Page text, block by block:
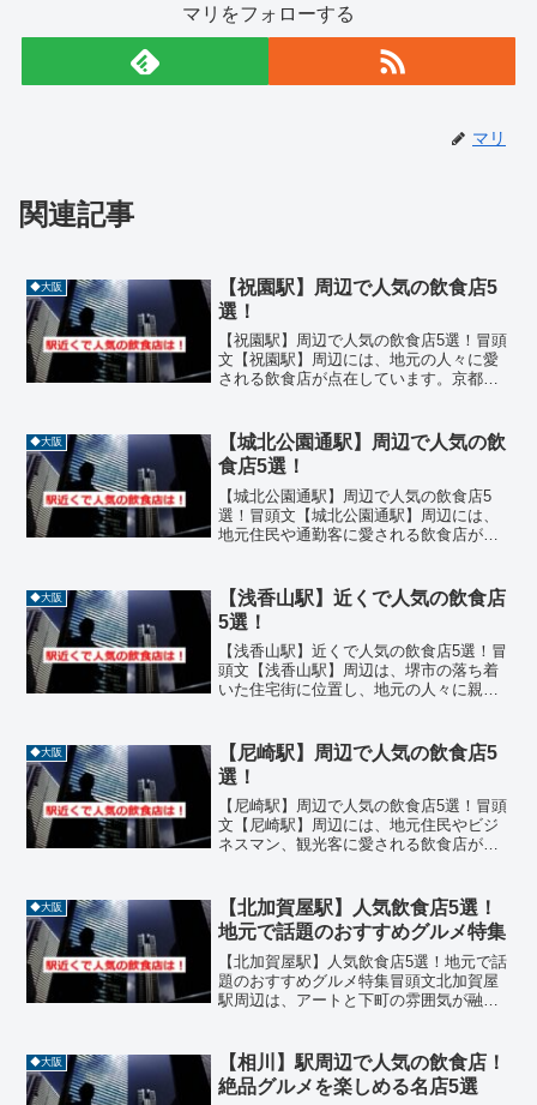
マリをフォローする
マリ
関連記事
◆大阪
【祝園駅】周辺で人気の飲食店5
選！
【祝園駅】周辺で人気の飲食店5選！冒頭
文【祝園駅】周辺には、地元の人々に愛
される飲食店が点在しています。京都府
れ、アクセスの良さから多くの人が訪れ
ます。居酒屋、焼肉、カ...
◆大阪
【城北公園通駅】周辺で人気の飲
食店5選！
【城北公園通駅】周辺で人気の飲食店5
選！冒頭文【城北公園通駅】周辺には、
地元住民や通勤客に愛される飲食店が点
ランチやディナーにぴったりの名店が多
数あります。今回は城北公園...
◆大阪
【浅香山駅】近くで人気の飲食店
5選！
【浅香山駅】近くで人気の飲食店5選！冒
頭文【浅香山駅】周辺は、堺市の落ち着
いた住宅街に位置し、地元の人々に親し
利な立地で、ランチやディナーにぴった
りのグルメスポットが揃...
◆大阪
【尼崎駅】周辺で人気の飲食店5
選！
【尼崎駅】周辺で人気の飲食店5選！冒頭
文【尼崎駅】周辺には、地元住民やビジ
ネスマン、観光客に愛される飲食店が多
で、ランチやディナーにぴったりの名店
が揃っています。今回はJR...
◆大阪
【北加賀屋駅】人気飲食店5選！
地元で話題のおすすめグルメ特集
【北加賀屋駅】人気飲食店5選！地元で話
題のおすすめグルメ特集冒頭文北加賀屋
駅周辺は、アートと下町の雰囲気が融合
在し、地元の人々や訪れる観光客に愛さ
れています。カフェ、焼...
◆大阪
【相川】駅周辺で人気の飲食店！
絶品グルメを楽しめる名店5選